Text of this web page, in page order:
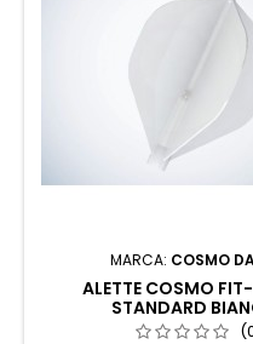
MARCA: COSMO
ALETTE COSMO
STANDARD